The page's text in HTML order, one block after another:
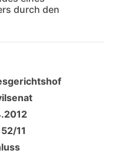
durch den
11